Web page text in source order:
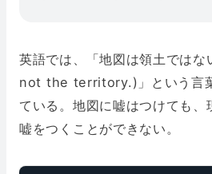
英語では、「地図は領土では
not the territory.)」という言
ている。地図に嘘はつけても、
嘘をつくことができない。